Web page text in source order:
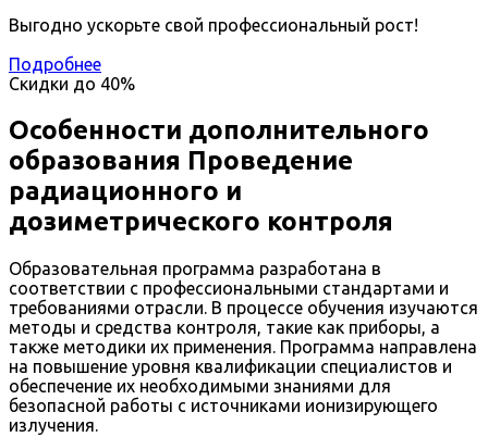
Выгодно ускорьте свой профессиональный рост!
Подробнее
Скидки до 40%
Особенности дополнительного
образования Проведение
радиационного и
дозиметрического контроля
Образовательная программа разработана в
соответствии с профессиональными стандартами и
требованиями отрасли. В процессе обучения изучаются
методы и средства контроля, такие как приборы, а
также методики их применения. Программа направлена
на повышение уровня квалификации специалистов и
обеспечение их необходимыми знаниями для
безопасной работы с источниками ионизирующего
излучения.